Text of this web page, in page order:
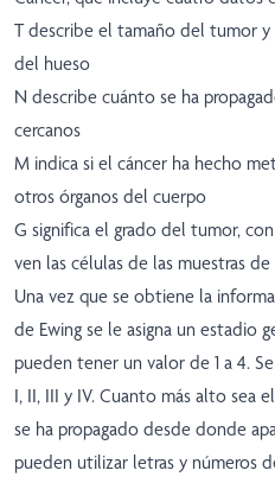
T describe el tamaño del tumor y
del hueso
N describe cuánto se ha
cercanos
M indica si el cáncer ha hecho
otros órganos del cuerpo
G significa el grado del tumor,
ven las células de las muestras
Una vez que se obtiene la
de Ewing se le asigna un estadio
pueden tener un valor de 1 a 4.
I, II, III y IV. Cuanto más alto sea
se ha propagado desde donde
pueden utilizar letras y números